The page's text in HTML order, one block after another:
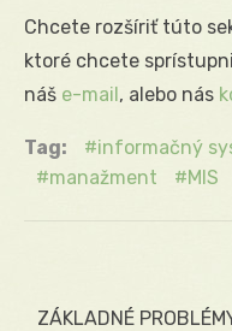
Chcete rozšíriť túto
ktoré chcete
náš e-mail, alebo nás
Tag: informačný
manažment
MIS
Navigácia
Previous
ZÁKLADNÉ